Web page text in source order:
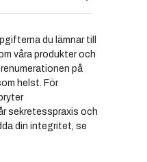
du lämnar till
våra produkter och
på
helst. För
sekretesspraxis och
din integritet, se